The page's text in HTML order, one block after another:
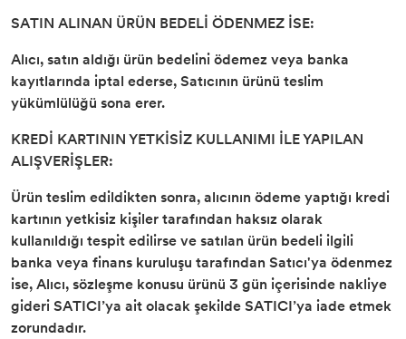
SATIN ALINAN ÜRÜN BEDELİ ÖDENMEZ İSE:
Alıcı, satın aldığı ürün bedelini ödemez veya banka
kayıtlarında iptal ederse, Satıcının ürünü teslim
yükümlülüğü sona erer.
KREDİ KARTININ YETKİSİZ KULLANIMI İLE YAPILAN
ALIŞVERİŞLER:
Ürün teslim edildikten sonra, alıcının ödeme yaptığı kredi
kartının yetkisiz kişiler tarafından haksız olarak
kullanıldığı tespit edilirse ve satılan ürün bedeli ilgili
banka veya finans kuruluşu tarafından Satıcı'ya ödenmez
ise, Alıcı, sözleşme konusu ürünü 3 gün içerisinde nakliye
gideri SATICI’ya ait olacak şekilde SATICI’ya iade etmek
zorundadır.